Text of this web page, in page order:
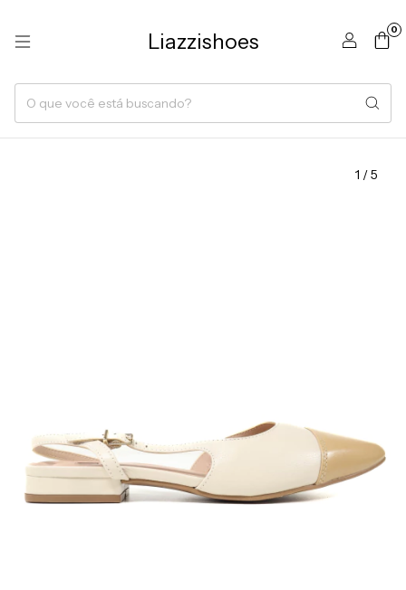
Liazzishoes 0
1 /5